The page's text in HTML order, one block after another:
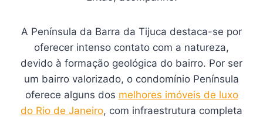
A Península da Barra da Tijuca destaca-se por
oferecer intenso contato com a natureza,
devido à formação geológica do bairro. Por ser
um bairro valorizado, o condomínio Península
oferece alguns dos melhores imóveis de luxo
do Rio de Janeiro, com infraestrutura completa